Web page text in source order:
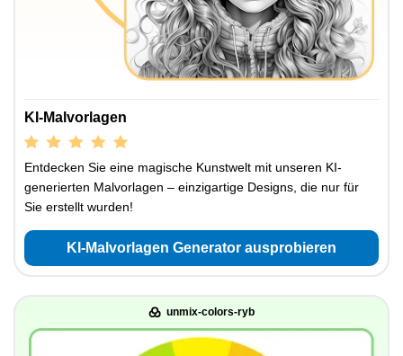
KI-Malvorlagen
Entdecken Sie eine magische Kunstwelt mit unseren KI-
generierten Malvorlagen – einzigartige Designs, die nur für
Sie erstellt wurden!
KI-Malvorlagen Generator ausprobieren
unmix-colors-ryb